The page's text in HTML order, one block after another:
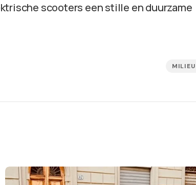
scooters een stille en duurzame
MILIEU